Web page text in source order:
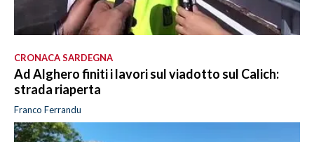
CRONACA SARDEGNA
Ad Alghero finiti i lavori sul viadotto sul Calich:
strada riaperta
Franco Ferrandu